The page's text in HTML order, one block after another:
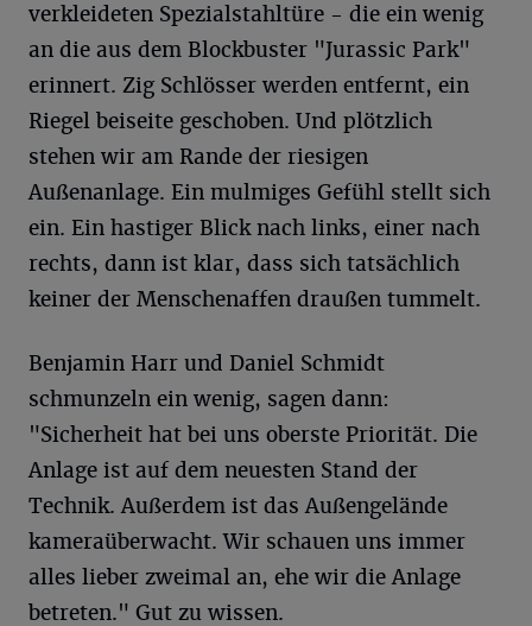
verkleideten Spezialstahltüre - die ein wenig
an die aus dem Blockbuster "Jurassic Park"
erinnert. Zig Schlösser werden entfernt, ein
Riegel beiseite geschoben. Und plötzlich
stehen wir am Rande der riesigen
Außenanlage. Ein mulmiges Gefühl stellt sich
ein. Ein hastiger Blick nach links, einer nach
rechts, dann ist klar, dass sich tatsächlich
keiner der Menschenaffen draußen tummelt.
Benjamin Harr und Daniel Schmidt
schmunzeln ein wenig, sagen dann:
"Sicherheit hat bei uns oberste Priorität. Die
Anlage ist auf dem neuesten Stand der
Technik. Außerdem ist das Außengelände
kameraüberwacht. Wir schauen uns immer
alles lieber zweimal an, ehe wir die Anlage
betreten." Gut zu wissen.